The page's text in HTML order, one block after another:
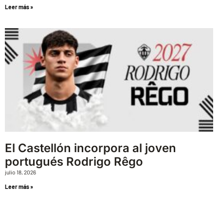
Leer más »
El Castellón incorpora al joven
portugués Rodrigo Rêgo
julio 18, 2026
Leer más »